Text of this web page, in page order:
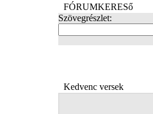
FÓRUMKERESő
Szövegrészlet:
Kedvenc versek